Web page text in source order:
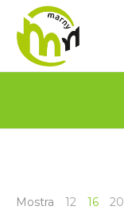
Mostra 12 16 20